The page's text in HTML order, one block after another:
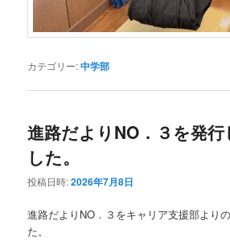
カテゴリー:中学部
進路だよりNO．３を発行
した。
投稿日時:2026年7月8日
進路だよりNO．３をキャリア支援部より
た。